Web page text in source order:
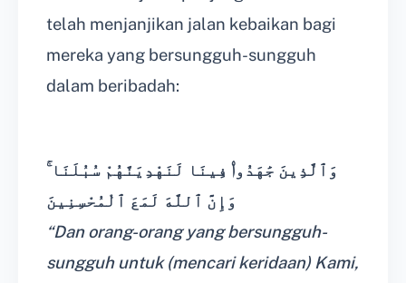
telah menjanjikan jalan kebaikan bagi
mereka yang bersungguh-sungguh
dalam beribadah:
وَٱلَّذِينَ جَٰهَدُوا۟ فِينَا لَنَهْدِيَنَّهُمْ سُبُلَنَا ۚ
وَإِنَّ ٱللَّهَ لَمَعَ ٱلْمُحْسِنِينَ
“Dan orang-orang yang bersungguh-
sungguh untuk (mencari keridaan) Kami,